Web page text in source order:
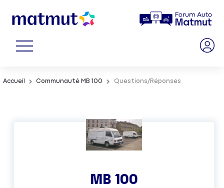
Accueil Communauté MB 100 Questions/Réponses
MB 100